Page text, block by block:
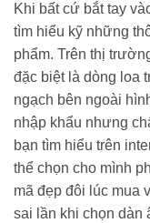
Khi bất cứ bắt tay
tìm hiểu kỹ những
phẩm. Trên thị
đặc biệt là dòng loa
ngạch bên ngoài
nhập khẩu nhưng
bạn tìm hiểu trên
thể chọn cho mình
mã đẹp đôi lúc mua
sai lần khi chọn dàn